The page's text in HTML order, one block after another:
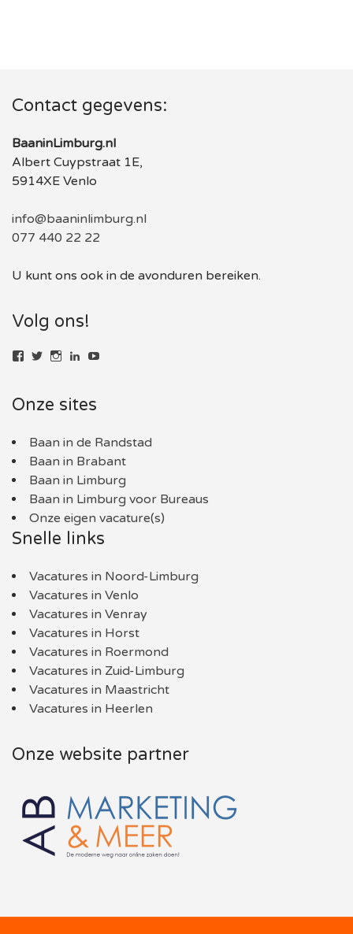
Contact gegevens:
BaaninLimburg.nl
Albert Cuypstraat 1E,
5914XE Venlo
info@baaninlimburg.nl
077 440 22 22
U kunt ons ook in de avonduren bereiken.
Volg ons!
Bekijk
baaninlimburg.nl
Bekijk
BaaninLimburgNL
Bekijk
baaninlimburg.nl
LinkedIn
Onze sites
Baan in de Randstad
Baan in Brabant
Baan in Limburg
Baan in Limburg voor Bureaus
Onze eigen vacature(s)
Snelle links
Vacatures in Noord-Limburg
Vacatures in Venlo
Vacatures in Venray
Vacatures in Horst
Vacatures in Roermond
Vacatures in Zuid-Limburg
Vacatures in Maastricht
Vacatures in Heerlen
Onze website partner